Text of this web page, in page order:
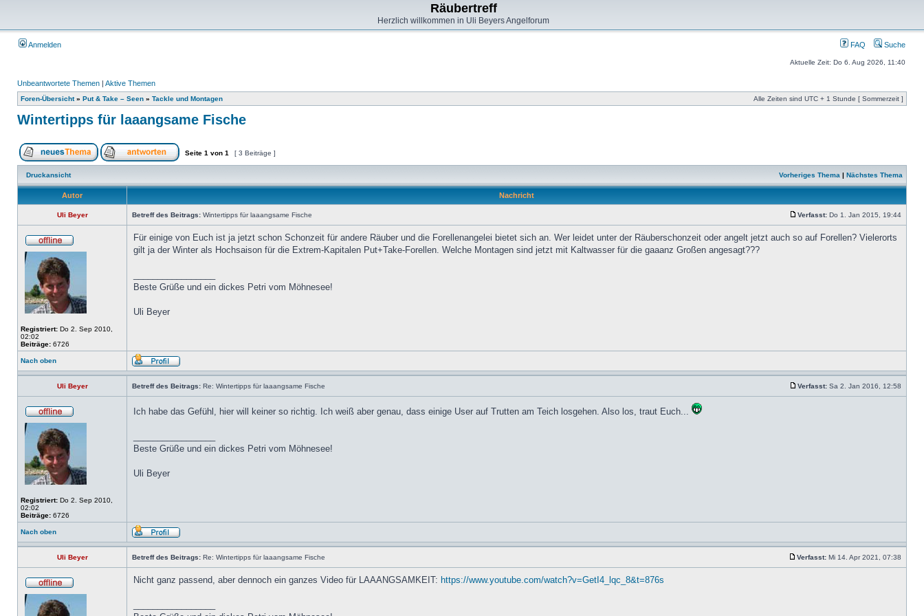
Räubertreff
Herzlich willkommen in Uli Beyers Angelforum
Anmelden FAQ Suche
Aktuelle Zeit: Do 6. Aug 2026, 11:40
Unbeantwortete Themen | Aktive Themen
Foren-Übersicht» Put & Take – Seen » Tackle und Montagen Alle Zeiten sind UTC + 1 Stunde [ Sommerzeit ]
Wintertipps für laaangsame Fische
Seite 1 von 1 [ 3 Beiträge ]
Druckansicht Vorheriges Thema | Nächstes Thema
Autor Nachricht
Uli Beyer Betreff des Beitrags: Wintertipps für laaangsame Fische Verfasst: Do 1. Jan 2015, 19:44
Registriert: Do 2. Sep 2010,
02:02
Beiträge: 6726
Für einige von Euch ist ja jetzt schon Schonzeit für andere Räuber und die Forellenangelei bietet sich an. Wer leidet unter der Räuberschonzeit oder angelt jetzt auch so auf Forellen? Vielerorts
gilt ja der Winter als Hochsaison für die Extrem-Kapitalen Put+Take-Forellen. Welche Montagen sind jetzt mit Kaltwasser für die gaaanz Großen angesagt???
Beste Grüße und ein dickes Petri vom Möhnesee!
Uli Beyer
Nach oben
Uli Beyer Betreff des Beitrags: Re: Wintertipps für laaangsame Fische Verfasst: Sa 2. Jan 2016, 12:58
Registriert: Do 2. Sep 2010,
02:02
Beiträge: 6726
Ich habe das Gefühl, hier will keiner so richtig. Ich weiß aber genau, dass einige User auf Trutten am Teich losgehen. Also los, traut Euch...
Beste Grüße und ein dickes Petri vom Möhnesee!
Uli Beyer
Nach oben
Uli Beyer Betreff des Beitrags: Re: Wintertipps für laaangsame Fische Verfasst: Mi 14. Apr 2021, 07:38
Nicht ganz passend, aber dennoch ein ganzes Video für LAAANGSAMKEIT: https://www.youtube.com/watch?v=GetI4_lqc_8&t=876s